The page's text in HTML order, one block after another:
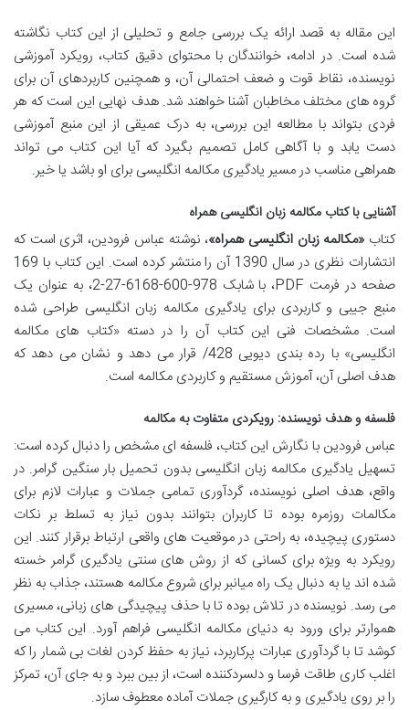
این مقاله به قصد ارائه یک بررسی جامع و تحلیلی از این کتاب نگاشته
شده است. در ادامه، خوانندگان با محتوای دقیق کتاب، رویکرد آموزشی
نویسنده، نقاط قوت و ضعف احتمالی آن، و همچنین کاربردهای آن برای
گروه های مختلف مخاطبان آشنا خواهند شد. هدف نهایی این است که هر
فردی بتواند با مطالعه این بررسی، به درک عمیقی از این منبع آموزشی
دست یابد و با آگاهی کامل تصمیم بگیرد که آیا این کتاب می تواند
همراهی مناسب در مسیر یادگیری مکالمه انگلیسی برای او باشد یا خیر.
آشنایی با کتاب مکالمه زبان انگلیسی همراه
کتاب «مکالمه زبان انگلیسی همراه»، نوشته عباس فرودین، اثری است که
انتشارات نظری در سال 1390 آن را منتشر کرده است. این کتاب با 169
صفحه در فرمت PDF، با شابک 978-600-6168-27-2، به عنوان یک
منبع جیبی و کاربردی برای یادگیری مکالمه زبان انگلیسی طراحی شده
است. مشخصات فنی این کتاب آن را در دسته «کتاب های مکالمه
انگلیسی» با رده بندی دیویی 428/ قرار می دهد و نشان می دهد که
هدف اصلی آن، آموزش مستقیم و کاربردی مکالمه است.
فلسفه و هدف نویسنده: رویکردی متفاوت به مکالمه
عباس فرودین با نگارش این کتاب، فلسفه ای مشخص را دنبال کرده است:
تسهیل یادگیری مکالمه زبان انگلیسی بدون تحمیل بار سنگین گرامر. در
واقع، هدف اصلی نویسنده، گردآوری تمامی جملات و عبارات لازم برای
مکالمات روزمره بوده تا کاربران بتوانند بدون نیاز به تسلط بر نکات
دستوری پیچیده، به راحتی در موقعیت های واقعی ارتباط برقرار کنند. این
رویکرد به ویژه برای کسانی که از روش های سنتی یادگیری گرامر خسته
شده اند یا به دنبال یک راه میانبر برای شروع مکالمه هستند، جذاب به نظر
می رسد. نویسنده در تلاش بوده تا با حذف پیچیدگی های زبانی، مسیری
هموارتر برای ورود به دنیای مکالمه انگلیسی فراهم آورد. این کتاب می
کوشد تا با گردآوری عبارات پرکاربرد، نیاز به حفظ کردن لغات بی شمار را که
اغلب کاری طاقت فرسا و دلسردکننده است، از بین ببرد و به جای آن، تمرکز
را بر روی یادگیری و به کارگیری جملات آماده معطوف سازد.